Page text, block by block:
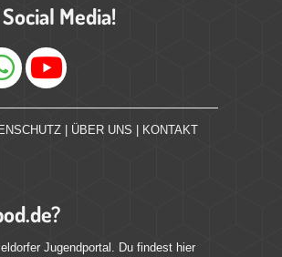
Media!
ÜBER UNS KONTAKT
Jugendportal. Du findest hier